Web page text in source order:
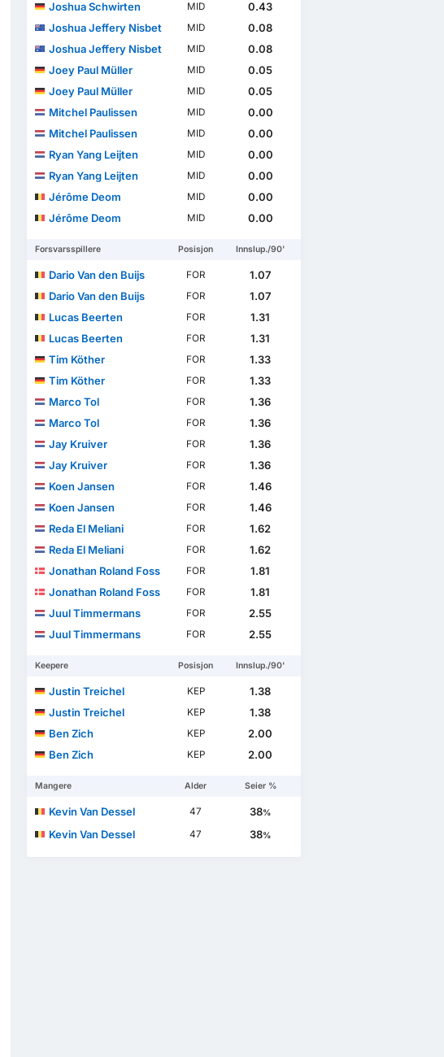
Joshua Schwirten
MID
0.43
Joshua Jeffery Nisbet
MID
0.08
Joshua Jeffery Nisbet
MID
0.08
Joey Paul Müller
MID
0.05
Joey Paul Müller
MID
0.05
Mitchel Paulissen
MID
0.00
Mitchel Paulissen
MID
0.00
Ryan Yang Leijten
MID
0.00
Ryan Yang Leijten
MID
0.00
Jérôme Deom
MID
0.00
Jérôme Deom
MID 0.00
Forsvarsspillere Posisjon Innslup./90'
Dario Van den Buijs FOR
1.07
Dario Van den Buijs
FOR
1.07
Lucas Beerten
FOR
1.31
Lucas Beerten
FOR
1.31
Tim Köther
FOR
1.33
Tim Köther
FOR
1.33
Marco Tol
FOR
1.36
Marco Tol
FOR
1.36
Jay Kruiver
FOR
1.36
Jay Kruiver
FOR
1.36
Koen Jansen
FOR
1.46
Koen Jansen
FOR
1.46
Reda El Meliani
FOR
1.62
Reda El Meliani
FOR
1.62
Jonathan Roland Foss
FOR
1.81
Jonathan Roland Foss
FOR
1.81
Juul Timmermans
FOR
2.55
Juul Timmermans
FOR 2.55
Keepere Posisjon Innslup./90'
Justin Treichel KEP
1.38
Justin Treichel
KEP
1.38
Ben Zich
KEP
2.00
Ben Zich
KEP 2.00
Mangere Alder Seier %
Kevin Van Dessel 47 38%
Kevin Van Dessel 47 38%